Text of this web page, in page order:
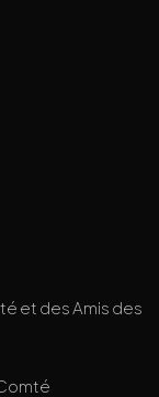
et des Amis des